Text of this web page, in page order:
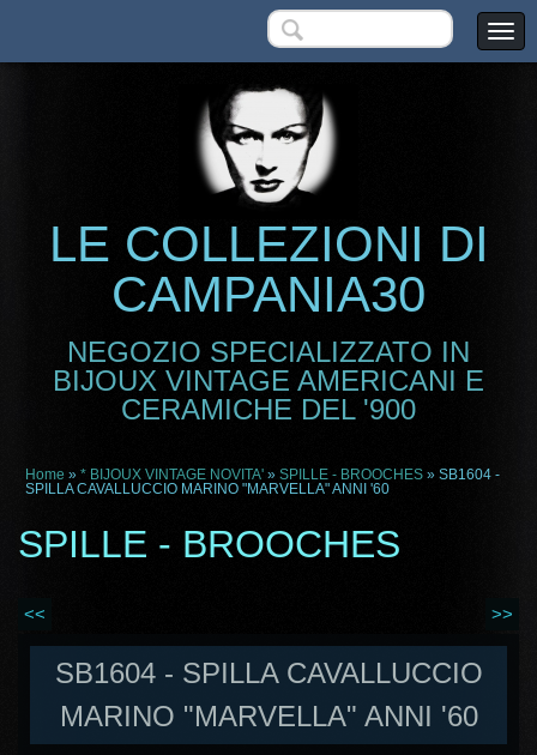
LE COLLEZIONI DI
CAMPANIA30
NEGOZIO SPECIALIZZATO IN
BIJOUX VINTAGE AMERICANI E
CERAMICHE DEL '900
Home » * BIJOUX VINTAGE NOVITA' » SPILLE - BROOCHES » SB1604 -
SPILLA CAVALLUCCIO MARINO "MARVELLA" ANNI '60
SPILLE - BROOCHES
<< >>
SB1604 - SPILLA CAVALLUCCIO
MARINO "MARVELLA" ANNI '60